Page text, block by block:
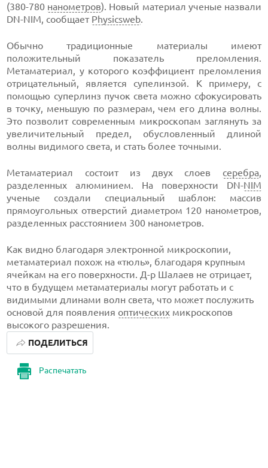
(380-780 нанометров). Новый материал ученые назвали
DN-NIM, сообщает Physicsweb.
Обычно традиционные материалы имеют
положительный показатель преломления.
Метаматериал, у которого коэффициент преломления
отрицательный, является супелинзой. К примеру, с
помощью суперлинз пучок света можно сфокусировать
в точку, меньшую по размерам, чем его длина волны.
Это позволит современным микроскопам заглянуть за
увеличительный предел, обусловленный длиной
волны видимого света, и стать более точными.
Метаматериал состоит из двух слоев серебра,
разделенных алюминием. На поверхности DN-NIM
ученые создали специальный шаблон: массив
прямоугольных отверстий диаметром 120 нанометров,
разделенных расстоянием 300 нанометров.
Как видно благодаря электронной микроскопии,
метаматериал похож на «тюль», благодаря крупным
ячейкам на его поверхности. Д-р Шалаев не отрицает,
что в будущем метаматериалы могут работать и с
видимыми длинами волн света, что может послужить
основой для появления оптических микроскопов
высокого разрешения.
Распечатать
ПОДЕЛИТЬСЯ